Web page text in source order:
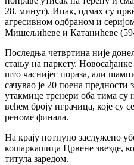
28. минут). Ипак, одмах су
агресивном одбраном и
Мишељићеве и Катанићеве
Последња четвртина није
стању на паркету.
што часнијег пораза, али
сачувао је 20 поена предности
утакмице тренери оба тима су
већем броју играчица, које су
реноме финала.
На крају потпуно заслужено
кошаркашица Црвене звезде,
титула заредом.